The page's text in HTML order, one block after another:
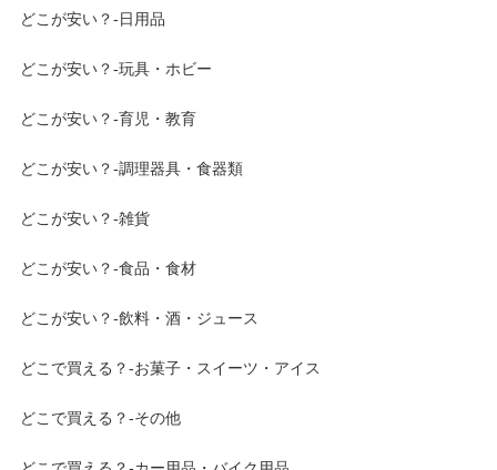
どこが安い？-日用品
どこが安い？-玩具・ホビー
どこが安い？-育児・教育
どこが安い？-調理器具・食器類
どこが安い？-雑貨
どこが安い？-食品・食材
どこが安い？-飲料・酒・ジュース
どこで買える？-お菓子・スイーツ・アイス
どこで買える？-その他